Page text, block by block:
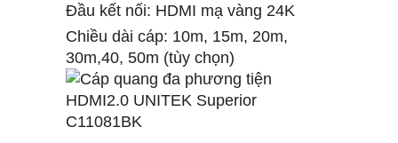
Đầu kết nối: HDMI mạ vàng 24K
Chiều dài cáp: 10m, 15m, 20m,
30m,40, 50m (tùy chọn)